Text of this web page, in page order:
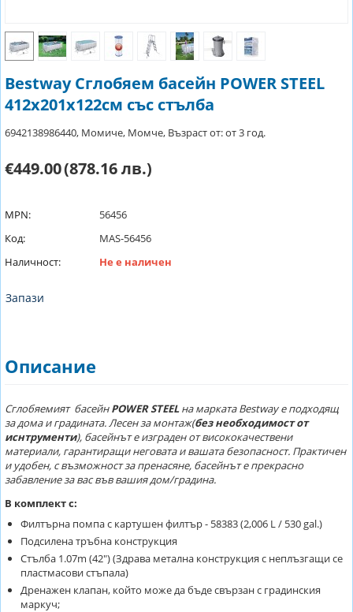
Bestway Сглобяем басейн POWER STEEL
412x201x122см със стълба
6942138986440, Момиче, Момче, Възраст от: от 3 год.
€449.00(878.16 лв.)
MPN:
56456
Код:
MAS-56456
Наличност:
Не е наличен
Запази
Описание
Сглобяемият басейн POWER STEEL на марката Bestway е подходящ
за дома и градината. Лесен за монтаж(без необходимост от
иснтрументи), басейнът е изграден от висококачествени
материали, гарантиращи неговата и вашата безопасност. Практичен
и удобен, с възможност за пренасяне, басейнът е прекрасно
забавление за вас във вашия дом/градина.
В комплект с:
Филтърна помпа с картушен филтър - 58383 (2,006 L / 530 gal.)
Подсиленa тръбна конструкция
Стълба 1.07m (42") (Здрава метална конструкция с неплъзгащи се
пластмасови стъпала)
Дренажен клапан, който може да бъде свързан с градинския
маркуч;